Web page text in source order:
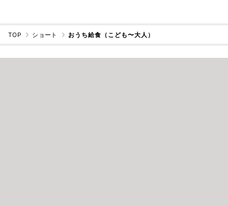
TOP ショート おうち給食（こども〜大人）